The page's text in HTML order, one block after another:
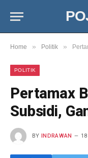
Home » Politik »
POLITIK
Pertamax
Subsidi,
BY INDRAWAN